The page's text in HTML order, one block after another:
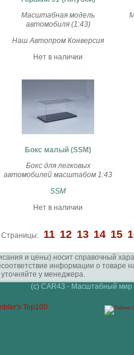
Масштабная модель
автомобиля (1:43)
Наш Автопром Конверсия
Нет в наличии
Бокс малый (SSM)
Бокс для легковых
автомобилей масштабом 1:43
SSM
Нет в наличии
Страницы: 11 12 13 14 15
и цены) носит справочный
информации о
у менеджера.
(c) CAR43 - Масштабный мир